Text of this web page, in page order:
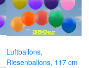
Luftballons,
Riesenballons, 117 cm